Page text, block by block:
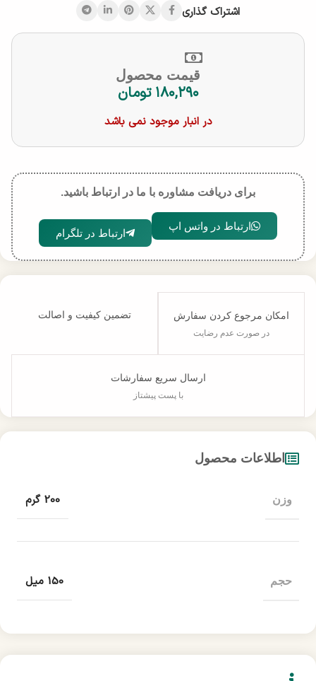
اشتراک گذاری
قیمت محصول
۱۸۰,۲۹۰ تومان
در انبار موجود نمی باشد
برای دریافت مشاوره با ما در ارتباط باشید.
ارتباط در واتس اپ
ارتباط در تلگرام
امکان مرجوع کردن سفارش
در صورت عدم رضایت
تضمین کیفیت و اصالت
ارسال سریع سفارشات
با پست پیشتاز
اطلاعات محصول
وزن 200 گرم
حجم 150 میل